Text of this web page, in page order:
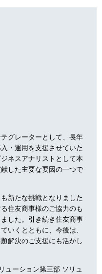
グレーターとして、長年
・運用を支援させていた
ネスアナリストとして本
した主要な要因の一つで
新たな挑戦となりました
住友商事様のご協力のも
した。引き続き住友商事
いくとともに、今後は、
解決のご支援にも活かし
ューション第三部 ソリュ